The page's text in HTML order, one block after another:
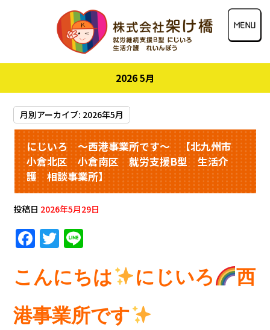
2026 5月
月別アーカイブ: 2026年5月
にじいろ ～西港事業所です～ 【北九州市
小倉北区 小倉南区 就労支援B型 生活介
護 相談事業所】
投稿日 2026年5月29日
F
a
c
b
T
w
it
r
e
こんにちは にじいろ
西
港事業所です